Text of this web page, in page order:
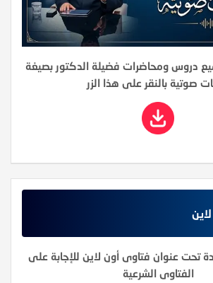
دروس ومحاضرات فضيلة الدكتور بصيغة
صوتية بالنقر على هذا الزر
تحت عنوان فتاوى أون لاين للإجابة على
الفتاوى الشرعية